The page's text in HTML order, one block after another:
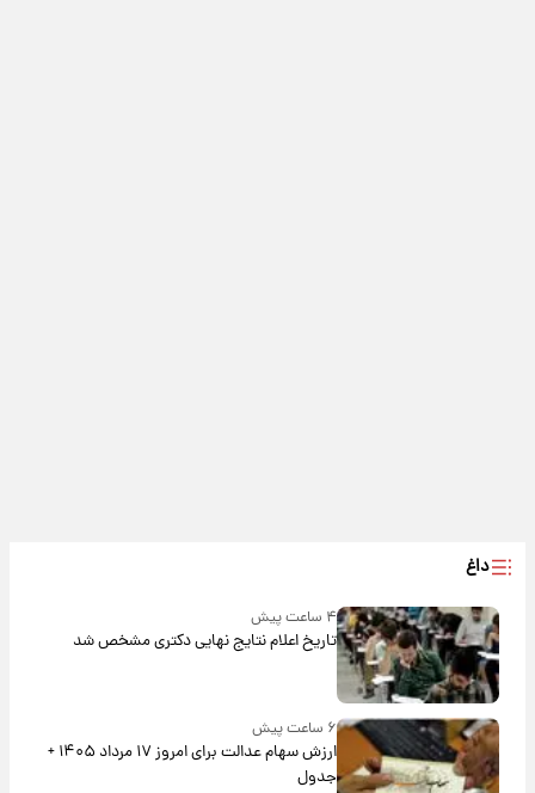
داغ
۴ ساعت پیش
تاریخ اعلام نتایج نهایی دکتری مشخص شد
۶ ساعت پیش
ارزش سهام عدالت برای امروز ۱۷ مرداد ۱۴۰۵ +
جدول